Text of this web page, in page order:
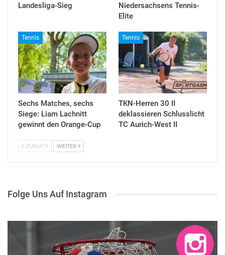
Landesliga-Sieg
Niedersachsens Tennis-
Elite
Tennis
Sechs Matches, sechs
Siege: Liam Lachnitt
gewinnt den Orange-Cup
Tennis
TKN-Herren 30 II
deklassieren Schlusslicht
TC Aurich-West II
ZURÜCK WEITER
Folge Uns Auf Instagram